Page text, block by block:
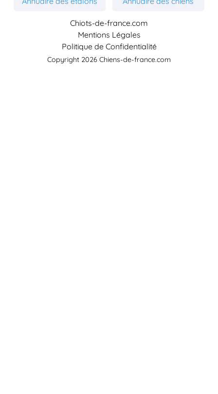
Chiots-de-france.com
Mentions Légales
Politique de Confidentialité
Copyright 2026 Chiens-de-france.com